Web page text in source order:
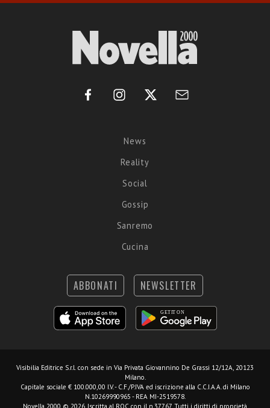
News
Reality
Social
Gossip
Sanremo
Cucina
ABBONATI NEWSLETTER
Visibilia Editrice S.r.l. con sede in Via Privata Giovannino De Grassi 12/12A, 20123
Milano.
Capitale sociale € 100.000,00 I.V. - C.F./P.IVA ed iscrizione alla C.C.I.A.A. di Milano
N.10269990965 - REA MI-2519578.